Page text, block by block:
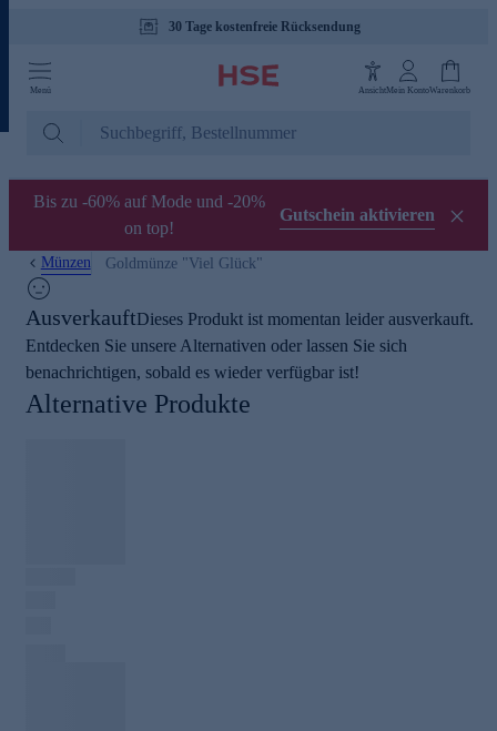
30 Tage kostenfreie Rücksendung
Menü AnsichtMein KontoWarenkorb
Bis zu -60% auf Mode und -20%
on top!
Gutschein aktivieren
Münzen Goldmünze "Viel Glück"
AusverkauftDieses Produkt ist momentan leider ausverkauft.
Entdecken Sie unsere Alternativen oder lassen Sie sich
benachrichtigen, sobald es wieder verfügbar ist!
Alternative Produkte